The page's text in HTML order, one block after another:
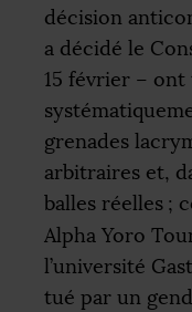
décision
a décidé le
15 février –
grenades
arbitraires et,
balles réelles ;
Alpha Yoro
l’université
tué par un